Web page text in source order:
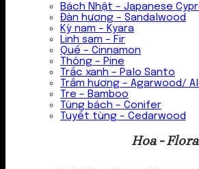
Bách Nhật – Japanese
Đàn hương – Sandalwood
Kỳ nam – Kyara
Linh sam – Fir
Quế – Cinnamon
Thông – Pine
Trắc xanh – Palo Santo
Trầm hương – Agarwood/
Tre – Bamboo
Tùng bách – Conifer
Tuyết tùng – Cedarwood
Hoa -